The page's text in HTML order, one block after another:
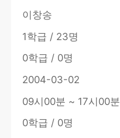
이창송
1학급 / 23명
0학급 / 0명
2004-03-02
09시00분 ~ 17시00분
0학급 / 0명